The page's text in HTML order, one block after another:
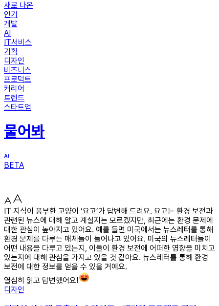
새로 나온
인기
개발
AI
IT서비스
기획
디자인
비즈니스
프로덕트
커리어
트렌드
스타트업
물어봐
BETA
IT 지식이 풍부한 고양이 ‘요고’가 답변해 드려요. 요고는 환경 보전과
관련된 뉴스에 대해 알고 계실지는 모르겠지만, 최근에는 환경 문제에
대한 관심이 높아지고 있어요. 예를 들면 미국에서는 뉴스레터를 통해
환경 문제를 다루는 매체들이 늘어나고 있어요. 미국의 뉴스레터들이
어떤 내용을 다루고 있는지, 이들이 환경 보전에 어떠한 영향을 미치고
있는지에 대해 관심을 가지고 있을 것 같아요. 뉴스레터를 통해 환경
보전에 대한 정보를 얻을 수 있을 거예요.
열심히 읽고 답변했어요!
디자인